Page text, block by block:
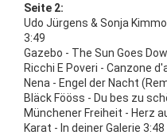
Seite 2:
Udo Jürgens & Sonja
3:49
Gazebo - The Sun Goes
Ricchi E Poveri - Canzone
Nena - Engel der Nacht
Bläck Fööss - Du bes zu
Münchener Freiheit - Herz
Karat - In deiner Galerie 3:48